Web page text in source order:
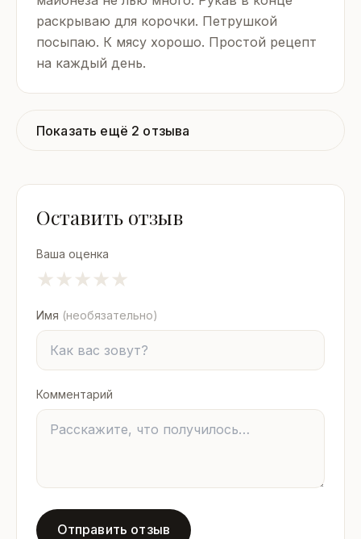
раскрываю для корочки. Петрушкой
посыпаю. К мясу хорошо. Простой рецепт
на каждый день.
Показать ещё 2 отзыва
Оставить отзыв
Ваша оценка
★
★
★
★
★
Имя (необязательно)
Комментарий
Отправить отзыв